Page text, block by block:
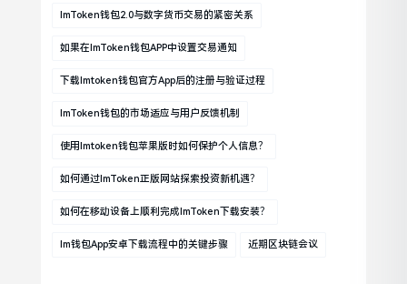
ImToken钱包2.0与数字货币交易的紧密关系
如果在imToken钱包APP中设置交易通知
下载imtoken钱包官方app后的注册与验证过程
ImToken钱包的市场适应与用户反馈机制
使用imtoken钱包苹果版时如何保护个人信息？
如何通过imToken正版网站探索投资新机遇？
如何在移动设备上顺利完成imToken下载安装？
Im钱包App安卓下载流程中的关键步骤 近期区块链会议